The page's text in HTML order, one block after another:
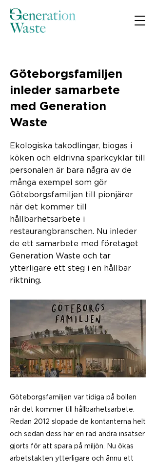
Göteborgsfamiljen
inleder samarbete
med Generation
Waste
Ekologiska takodlingar, biogas i
köken och eldrivna sparkcyklar till
personalen är bara några av de
många exempel som gör
Göteborgsfamiljen till pionjärer
när det kommer till
hållbarhetsarbete i
restaurangbranschen. Nu inleder
de ett samarbete med företaget
Generation Waste och tar
ytterligare ett steg i en hållbar
riktning.
Göteborgsfamiljen var tidiga på bollen
när det kommer till hållbarhetsarbete.
Redan 2012 slopade de kontanterna helt
och sedan dess har en rad andra insatser
gjorts för att spara på miljön. Nu ökas
arbetstakten ytterligare och ännu ett